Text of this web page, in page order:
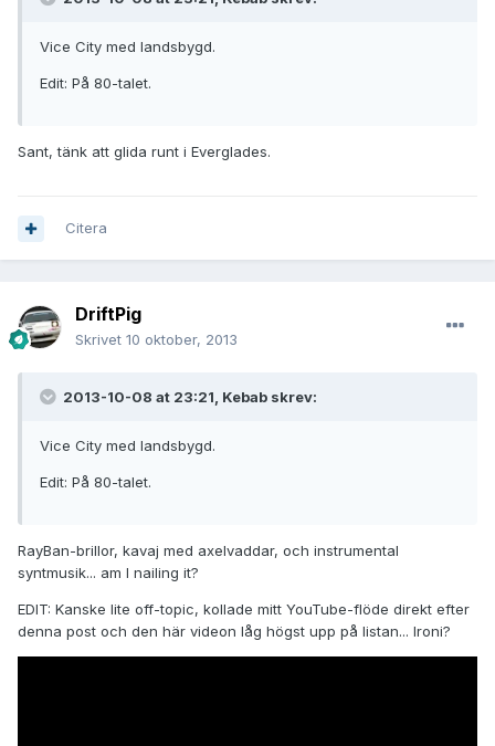
Vice City med landsbygd.
Edit: På 80-talet.
Sant, tänk att glida runt i Everglades.
Citera
DriftPig
Skrivet 10 oktober, 2013
2013-10-08 at 23:21, Kebab skrev:
Vice City med landsbygd.
Edit: På 80-talet.
RayBan-brillor, kavaj med axelvaddar, och instrumental
syntmusik... am I nailing it?
EDIT: Kanske lite off-topic, kollade mitt YouTube-flöde direkt efter
denna post och den här videon låg högst upp på listan... Ironi?